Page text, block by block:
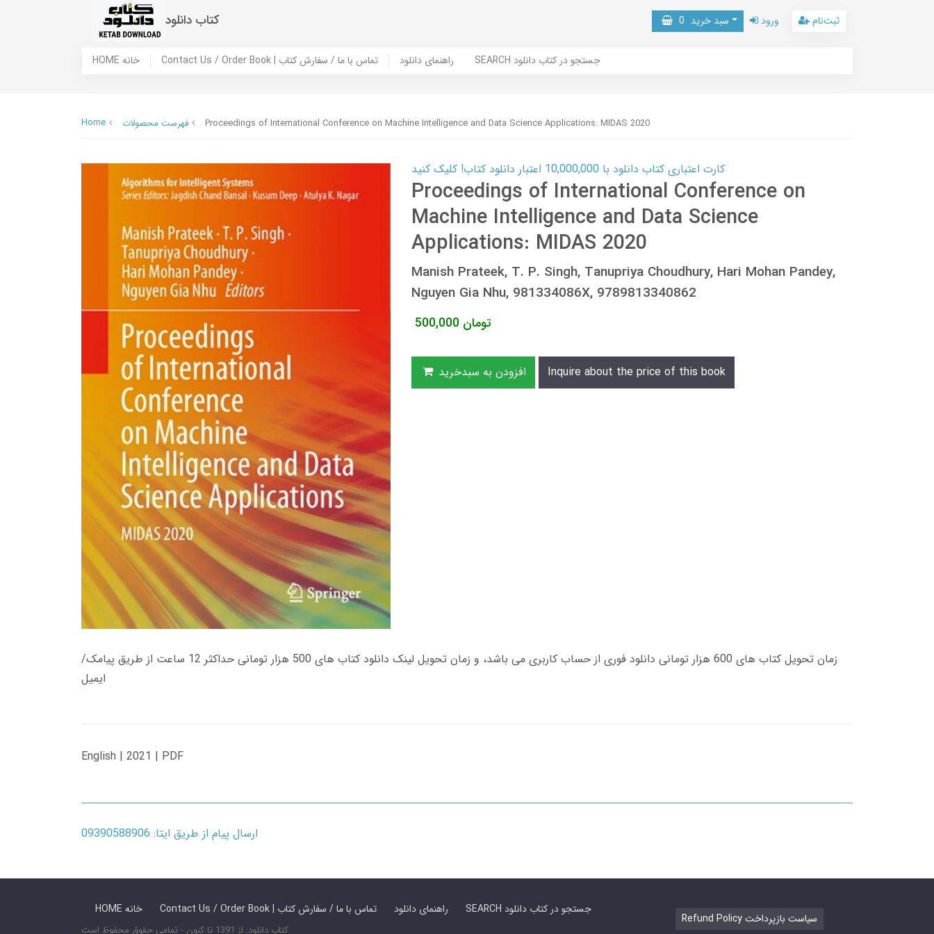
کتاب دانلود سبد خرید 0 ورود ثبت‌نام
HOME خانه Contact Us / Order Book | تماس با ما / سفارش کتاب راهنمای دانلود SEARCH جستجو در کتاب دانلود
Home فهرست محصولات Proceedings of International Conference on Machine Intelligence and Data Science Applications: MIDAS 2020
کارت اعتباری کتاب دانلود با 10,000,000 اعتبار دانلود کتاب! کلیک کنید
Proceedings of International Conference on
Machine Intelligence and Data Science
Applications: MIDAS 2020
Manish Prateek, T. P. Singh, Tanupriya Choudhury, Hari Mohan Pandey,
Nguyen Gia Nhu, 981334086X, 9789813340862
500,000 تومان
افزودن به سبدخرید Inquire about the price of this book
زمان تحویل کتاب های 600 هزار تومانی دانلود فوری از حساب کاربری می باشد، و زمان تحویل لینک دانلود کتاب های 500 هزار تومانی حداکثر 12 ساعت از طریق پیامک/
ایمیل
English | 2021 | PDF
ارسال پیام از طریق ایتا: 09390588906
HOME خانه Contact Us / Order Book | تماس با ما / سفارش کتاب راهنمای دانلود SEARCH جستجو در کتاب دانلود
کتاب دانلود: از 1391 تا کنون - تمامی حقوق محفوظ است
Refund Policy سیاست بازپرداخت